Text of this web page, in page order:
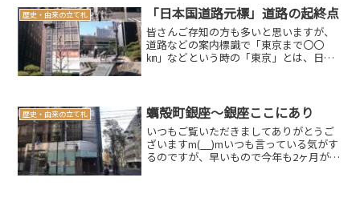
歴史・由来の立て札 「日本国道路元標」道路の起終点
皆さんご存知の方も多いと思いますが、
道路などの案内標識で「東京まで〇〇
㎞」などという時の「東京」とは、日本
していて、東京だけが特別に...
歴史・由来の立て札 蠣殻町銀座～銀座ここにあり
いつもご覧いただきましてありがとうご
ざいますm(__)mいつも言っている気がす
るのですが、早いもので今年も2ヶ月が過